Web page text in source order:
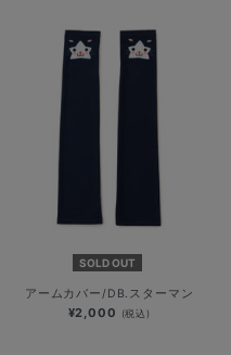
SOLD OUT
アームカバー/DB.スターマン
¥2,000 (税込)